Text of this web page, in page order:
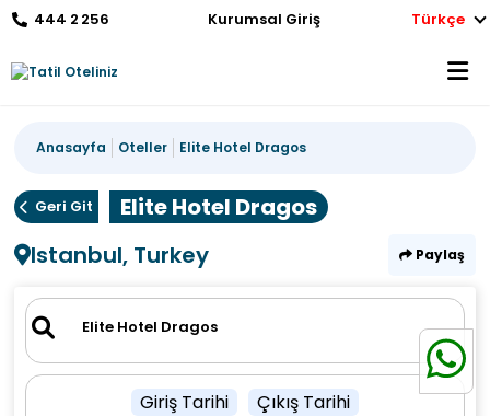
444 2 256 Kurumsal Giriş Türkçe
Anasayfa Oteller Elite Hotel Dragos
Geri Git
Elite Hotel Dragos
Istanbul, Turkey
Paylaş
Giriş Tarihi Çıkış Tarihi